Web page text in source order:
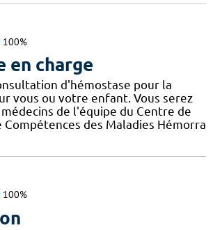
100%
en charge
d'hémostase pour la
vous ou votre enfant. Vous serez
de l'équipe du Centre de
Compétences des Maladies Hémorra
100%